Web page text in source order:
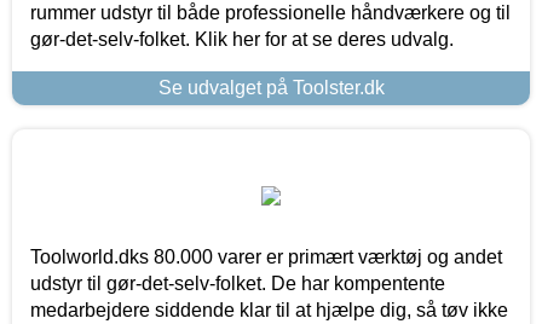
rummer udstyr til både professionelle håndværkere og til
gør-det-selv-folket. Klik her for at se deres udvalg.
Se udvalget på Toolster.dk
Toolworld.dks 80.000 varer er primært værktøj og andet
udstyr til gør-det-selv-folket. De har kompentente
medarbejdere siddende klar til at hjælpe dig, så tøv ikke